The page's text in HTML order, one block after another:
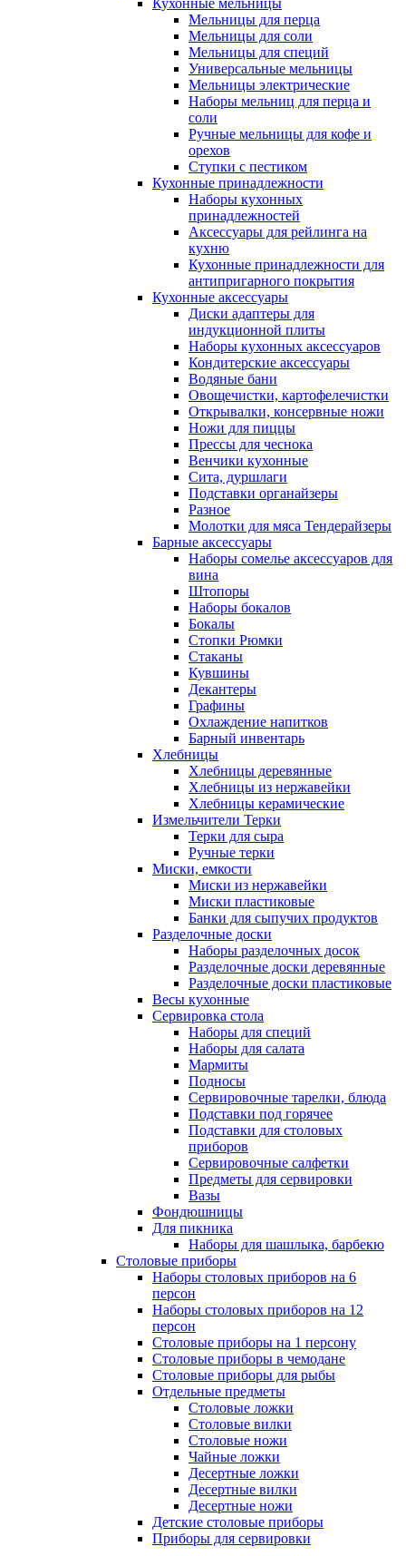
Кухонные мельницы
Мельницы для перца
Мельницы для соли
Мельницы для специй
Универсальные мельницы
Мельницы электрические
Наборы мельниц для перца и
соли
Ручные мельницы для кофе и
орехов
Ступки с пестиком
Кухонные принадлежности
Наборы кухонных
принадлежностей
Аксессуары для рейлинга на
кухню
Кухонные принадлежности для
антипригарного покрытия
Кухонные аксессуары
Диски адаптеры для
индукционной плиты
Наборы кухонных аксессуаров
Кондитерские аксессуары
Водяные бани
Овощечистки, картофелечистки
Открывалки, консервные ножи
Ножи для пиццы
Прессы для чеснока
Венчики кухонные
Сита, дуршлаги
Подставки органайзеры
Разное
Молотки для мяса Тендерайзеры
Барные аксессуары
Наборы сомелье аксессуаров для
вина
Штопоры
Наборы бокалов
Бокалы
Стопки Рюмки
Стаканы
Кувшины
Декантеры
Графины
Охлаждение напитков
Барный инвентарь
Хлебницы
Хлебницы деревянные
Хлебницы из нержавейки
Хлебницы керамические
Измельчители Терки
Терки для сыра
Ручные терки
Миски, емкости
Миски из нержавейки
Миски пластиковые
Банки для сыпучих продуктов
Разделочные доски
Наборы разделочных досок
Разделочные доски деревянные
Разделочные доски пластиковые
Весы кухонные
Сервировка стола
Наборы для специй
Наборы для салата
Мармиты
Подносы
Сервировочные тарелки, блюда
Подставки под горячее
Подставки для столовых
приборов
Сервировочные салфетки
Предметы для сервировки
Вазы
Фондюшницы
Для пикника
Наборы для шашлыка, барбекю
Столовые приборы
Наборы столовых приборов на 6
персон
Наборы столовых приборов на 12
персон
Столовые приборы на 1 персону
Столовые приборы в чемодане
Столовые приборы для рыбы
Отдельные предметы
Столовые ложки
Столовые вилки
Столовые ножи
Чайные ложки
Десертные ложки
Десертные вилки
Десертные ножи
Детские столовые приборы
Приборы для сервировки